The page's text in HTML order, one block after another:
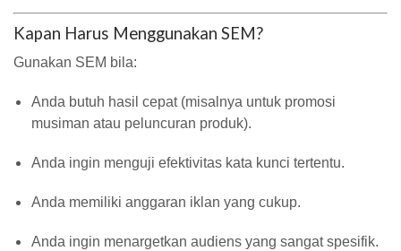
Kapan Harus Menggunakan SEM?
Gunakan SEM bila:
Anda butuh hasil cepat (misalnya untuk promosi
musiman atau peluncuran produk).
Anda ingin menguji efektivitas kata kunci tertentu.
Anda memiliki anggaran iklan yang cukup.
Anda ingin menargetkan audiens yang sangat spesifik.